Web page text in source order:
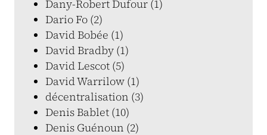
Dany-Robert Dufour (1)
Dario Fo (2)
David Bobée (1)
David Bradby (1)
David Lescot (5)
David Warrilow (1)
décentralisation (3)
Denis Bablet (10)
Denis Guénoun (2)